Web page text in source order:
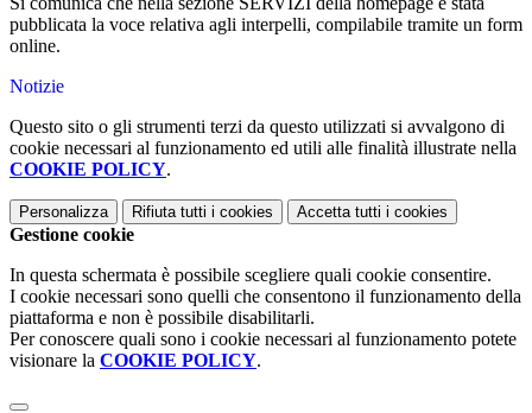
pubblicata la voce relativa agli interpelli, compilabile tramite un form
online.
Notizie
Questo sito o gli strumenti terzi da questo utilizzati si avvalgono di
cookie necessari al funzionamento ed utili alle finalità illustrate nella
COOKIE POLICY.
Personalizza Rifiuta tutti i cookies Accetta tutti i cookies
Gestione cookie
In questa schermata è possibile scegliere quali cookie consentire.
I cookie necessari sono quelli che consentono il funzionamento della
piattaforma e non è possibile disabilitarli.
Per conoscere quali sono i cookie necessari al funzionamento potete
visionare la COOKIE POLICY.